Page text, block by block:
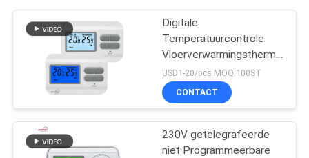
Digitale
Temperatuurcontrole
Vloerverwarmingsthermostaat
met HVAC-Systeem
USD1-20/pcs MOQ:100ST
CONTACT
230V getelegrafeerde
niet Programmeerbare